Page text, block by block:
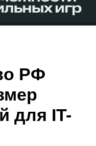
РФ
для IT-